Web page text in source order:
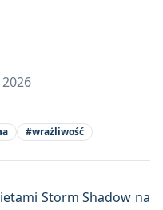
#wrażliwość
Storm Shadow na